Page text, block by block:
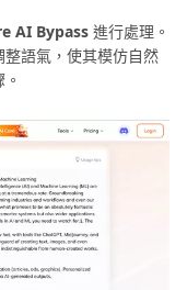
AI Bypass 進行處理。
語氣，使其模仿自然